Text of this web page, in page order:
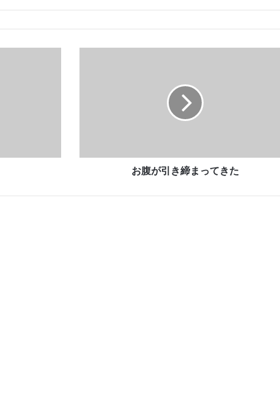
て
お腹が引き締まってきた